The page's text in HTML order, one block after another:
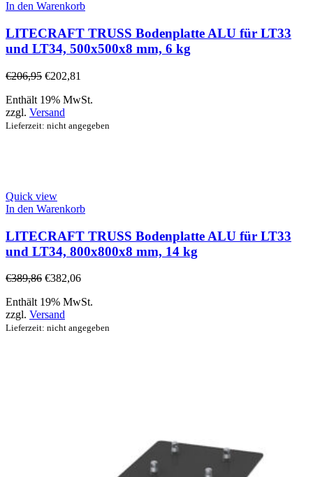
In den Warenkorb
LITECRAFT TRUSS Bodenplatte ALU für LT33
und LT34, 500x500x8 mm, 6 kg
€206,95 €202,81
Enthält 19% MwSt.
zzgl. Versand
Lieferzeit: nicht angegeben
Quick view
In den Warenkorb
LITECRAFT TRUSS Bodenplatte ALU für LT33
und LT34, 800x800x8 mm, 14 kg
€389,86 €382,06
Enthält 19% MwSt.
zzgl. Versand
Lieferzeit: nicht angegeben